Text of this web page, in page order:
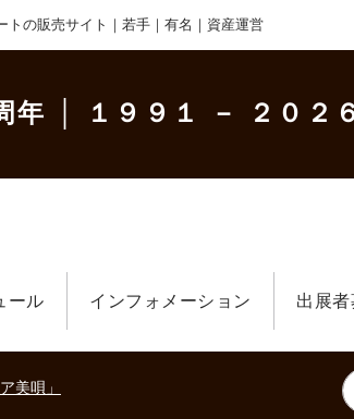
トの販売サイト｜若手｜有名｜資産運営
年 │ １９９１ － ２０２
ール インフォメーション 出展
都物語～」
美唄」